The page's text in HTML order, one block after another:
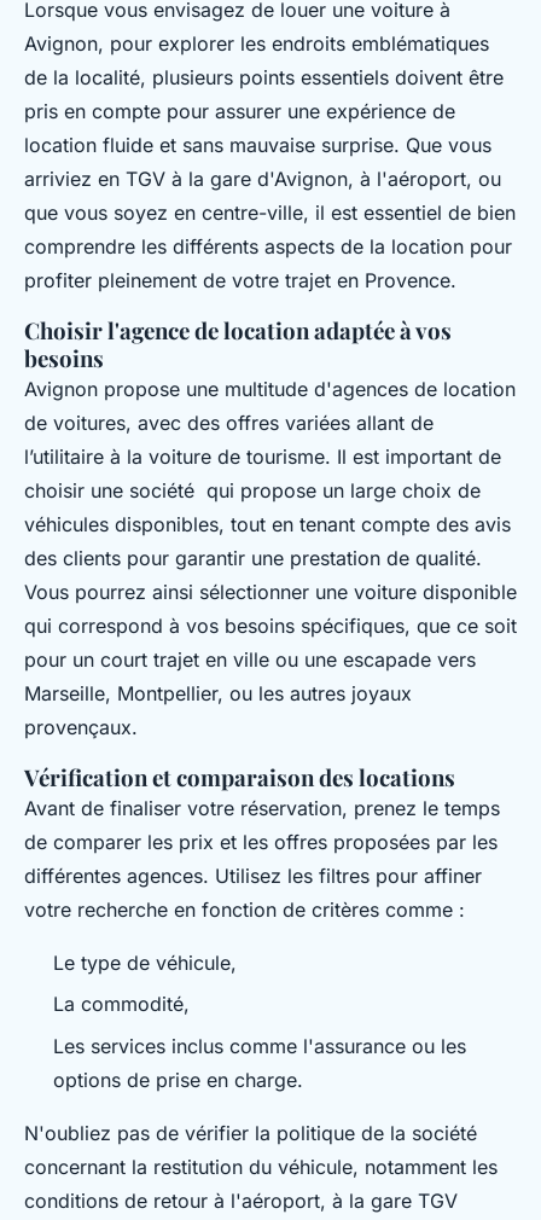
Lorsque vous envisagez de louer une voiture à
Avignon, pour explorer les endroits emblématiques
de la localité, plusieurs points essentiels doivent être
pris en compte pour assurer une expérience de
location fluide et sans mauvaise surprise. Que vous
arriviez en TGV à la gare d'Avignon, à l'aéroport, ou
que vous soyez en centre-ville, il est essentiel de bien
comprendre les différents aspects de la location pour
profiter pleinement de votre trajet en Provence.
Choisir l'agence de location adaptée à vos
besoins
Avignon propose une multitude d'agences de location
de voitures, avec des offres variées allant de
l’utilitaire à la voiture de tourisme. Il est important de
choisir une société qui propose un large choix de
véhicules disponibles, tout en tenant compte des avis
des clients pour garantir une prestation de qualité.
Vous pourrez ainsi sélectionner une voiture disponible
qui correspond à vos besoins spécifiques, que ce soit
pour un court trajet en ville ou une escapade vers
Marseille, Montpellier, ou les autres joyaux
provençaux.
Vérification et comparaison des locations
Avant de finaliser votre réservation, prenez le temps
de comparer les prix et les offres proposées par les
différentes agences. Utilisez les filtres pour affiner
votre recherche en fonction de critères comme :
Le type de véhicule,
La commodité,
Les services inclus comme l'assurance ou les
options de prise en charge.
N'oubliez pas de vérifier la politique de la société
concernant la restitution du véhicule, notamment les
conditions de retour à l'aéroport, à la gare TGV